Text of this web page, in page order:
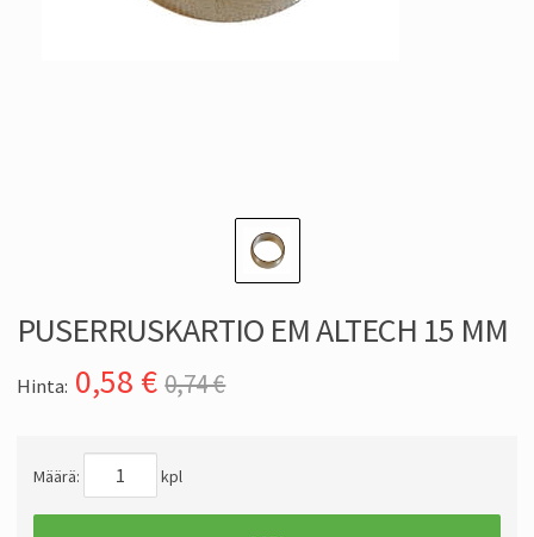
PUSERRUSKARTIO EM ALTECH 15 MM
Hinta: 0,58 € 0,74 €
Määrä: kpl